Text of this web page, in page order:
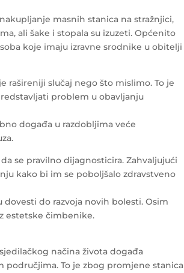
masnih stanica na stražnjici,
ali šake i stopala su izuzeti. Općenito
koje imaju izravne srodnike u obitelji
slučaj nego što mislimo. To je
problem u obavljanju
događa u razdobljima veće
se pravilno dijagnosticira. Zahvaljujući
kako bi im se poboljšalo zdravstveno
do razvoja novih bolesti. Osim
estetske čimbenike.
načina života događa
To je zbog promjene stanica